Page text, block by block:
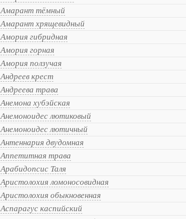
Амарант тёмный
Амарант хрящевидный
Амория гибридная
Амория горная
Амория ползучая
Андреев крест
Андреева трава
Анемона хубэйская
Анемоноидес лютиковый
Анемоноидес лютичный
Антеннария двудомная
Аппетитная трава
Арабидопсис Таля
Аристолохия ломоносовидная
Аристолохия обыкновенная
Аспарагус каспийский